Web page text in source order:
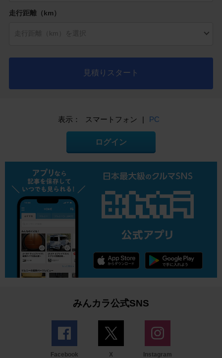
走行距離（km）
見積りスタート
表示： スマートフォン | PC
ログイン
みんカラ公式SNS
Facebook X Instagram